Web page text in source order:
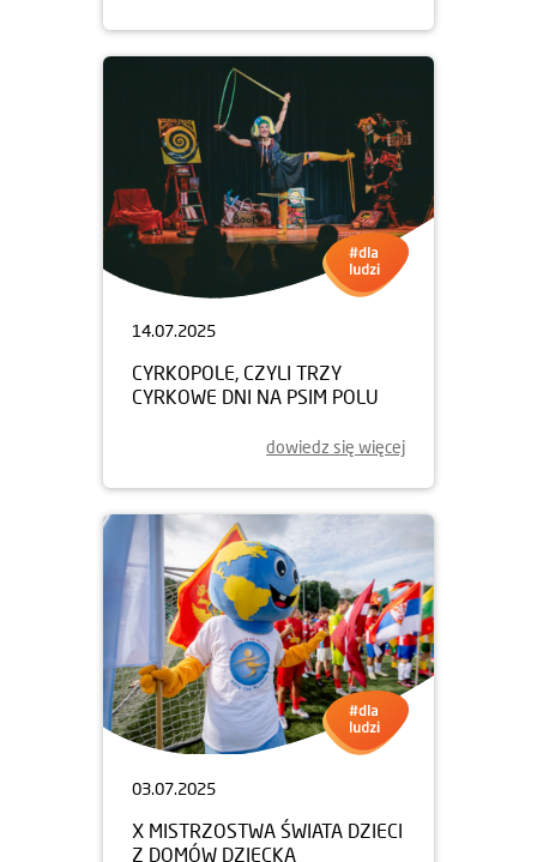
14.07.2025
CYRKOPOLE, CZYLI TRZY
CYRKOWE DNI NA PSIM POLU
dowiedz się więcej
03.07.2025
X MISTRZOSTWA ŚWIATA DZIECI
Z DOMÓW DZIECKA